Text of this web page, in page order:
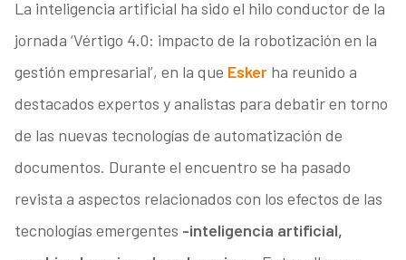
La inteligencia artificial ha sido el hilo conductor de la
jornada ‘Vértigo 4.0: impacto de la robotización en la
gestión empresarial’, en la que Esker ha reunido a
destacados expertos y analistas para debatir en torno
de las nuevas tecnologías de automatización de
documentos. Durante el encuentro se ha pasado
revista a aspectos relacionados con los efectos de las
tecnologías emergentes -inteligencia artificial,